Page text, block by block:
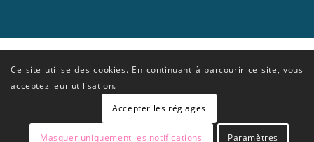
Ce site utilise des cookies. En continuant à parcourir ce site, vous
acceptez leur utilisation.
Accepter les réglages
Masquer uniquement les notifications Paramètres